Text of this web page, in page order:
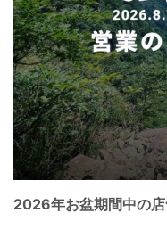
2026年お盆期間中の